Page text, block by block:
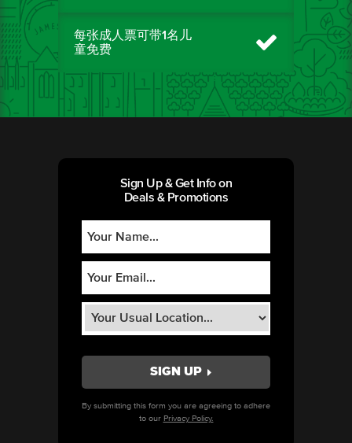
每张成人票可带1名儿
童免费
Sign Up & Get Info on
Deals & Promotions
By submitting this form you are agreeing to adhere
to our Privacy Policy.